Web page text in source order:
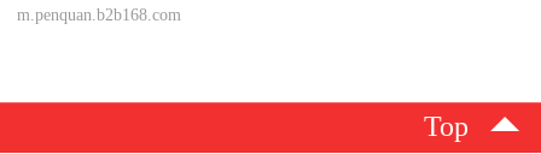
m.penquan.b2b168.com
Top